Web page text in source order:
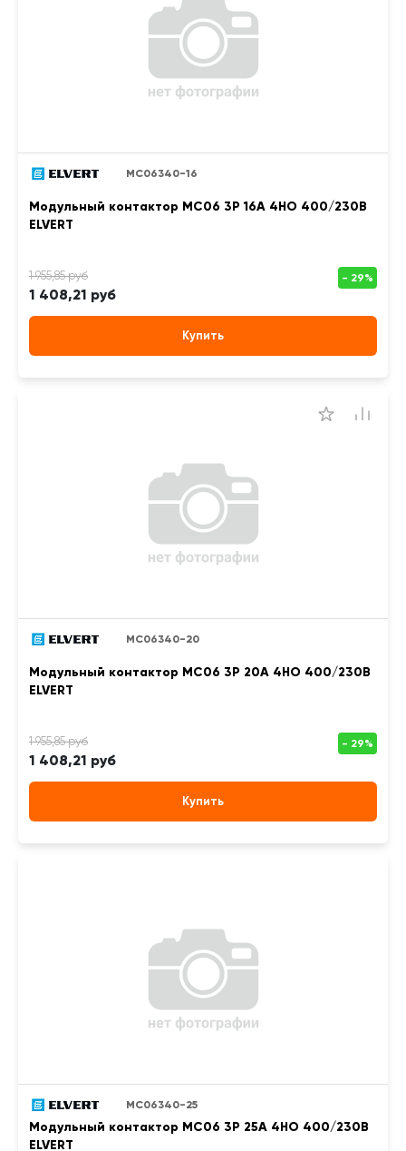
MC06340-16
Модульный контактор MC06 3Р 16А 4НО 400/230B
ELVERT
1 408,21 руб
Купить
MC06340-20
Модульный контактор MC06 3Р 20А 4НО 400/230B
ELVERT
1 408,21 руб
Купить
MC06340-25
Модульный контактор MC06 3Р 25А 4НО 400/230B
ELVERT